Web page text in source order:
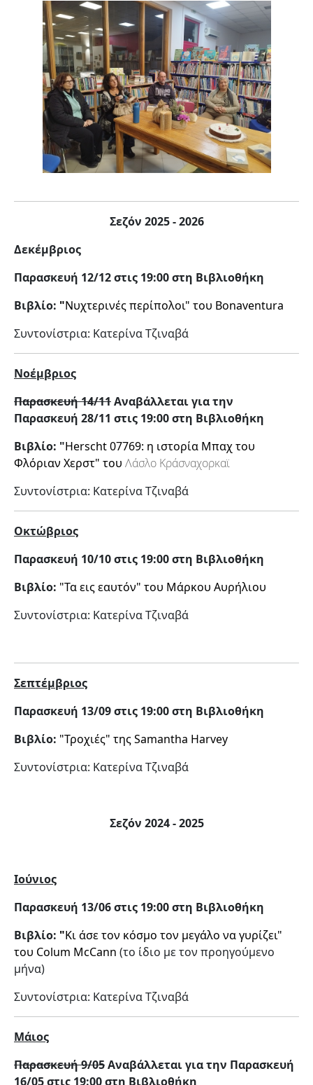
Σεζόν 2025 - 2026
Δεκέμβριος
Παρασκευή 12/12 στις 19:00 στη Βιβλιοθήκη
Βιβλίο: "Νυχτερινές περίπολοι" του Bonaventura
Συντονίστρια: Κατερίνα Τζιναβά
Νοέμβριος
Παρασκευή 14/11Αναβάλλεται για την
Παρασκευή 28/11 στις 19:00 στη Βιβλιοθήκη
Βιβλίο: "Herscht 07769: η ιστορία Μπαχ του
Φλόριαν Χερστ" του Λάσλο Κράσναχορκαϊ
Συντονίστρια: Κατερίνα Τζιναβά
Οκτώβριος
Παρασκευή 10/10 στις 19:00 στη Βιβλιοθήκη
Βιβλίο: "Τα εις εαυτόν" του Μάρκου Αυρήλιου
Συντονίστρια: Κατερίνα Τζιναβά
Σεπτέμβριος
Παρασκευή 13/09 στις 19:00 στη Βιβλιοθήκη
Βιβλίο: "Τροχιές" της Samantha Harvey
Συντονίστρια: Κατερίνα Τζιναβά
Σεζόν 2024 - 2025
Ιούνιος
Παρασκευή 13/06 στις 19:00 στη Βιβλιοθήκη
Βιβλίο: "Κι άσε τον κόσμο τον μεγάλο να γυρίζει"
του Colum McCann (το ίδιο με τον προηγούμενο
μήνα)
Συντονίστρια: Κατερίνα Τζιναβά
Μάιος
Παρασκευή 9/05Αναβάλλεται για την Παρασκευή
16/05 στις 19:00 στη Βιβλιοθήκη